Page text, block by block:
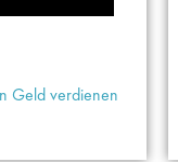
Geld verdienen